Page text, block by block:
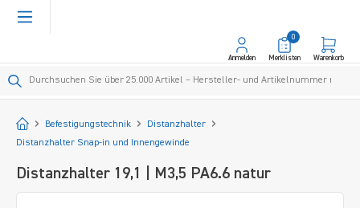
springen
Anmelden Merklisten
0
Warenkorb
Startseite
Befestigungstechnik
Distanzhalter
Distanzhalter Snap-in und Innengewinde
Distanzhalter 19,1 | M3,5 PA6.6 natur